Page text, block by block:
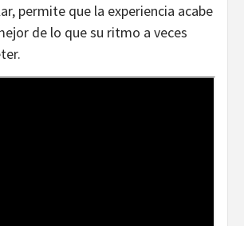
permite que la experiencia acabe
de lo que su ritmo a veces